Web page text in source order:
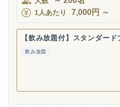
1人あたり 7,000円 ～
【飲み放題付】スタンダード
飲み放題